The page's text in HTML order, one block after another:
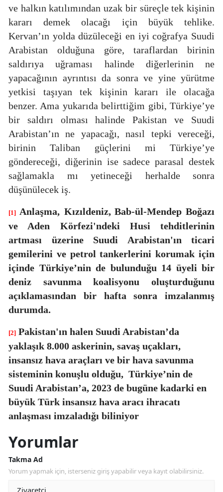
ve halkın katılımından uzak bir süreçle tek kişinin
kararı demek olacağı için büyük tehlike.
Kervan’ın yolda düzüleceği en iyi coğrafya Suudi
Arabistan olduğuna göre, taraflardan birinin
saldırıya uğraması halinde diğerlerinin ne
yapacağının ayrıntısı da sonra ve yine yürütme
yetkisi taşıyan tek kişinin kararı ile olacağa
benzer. Ama yukarıda belirttiğim gibi, Türkiye’ye
bir saldırı olması halinde Pakistan ve Suudi
Arabistan’ın ne yapacağı, nasıl tepki vereceği,
birinin Taliban güçlerini mi Türkiye’ye
göndereceği, diğerinin ise sadece parasal destek
sağlamakla mı yetineceği herhalde sonra
düşünülecek iş.
[1] Anlaşma, Kızıldeniz, Bab-ül-Mendep Boğazı
ve Aden Körfezi'ndeki Husi tehditlerinin
artması üzerine Suudi Arabistan'ın ticari
gemilerini ve petrol tankerlerini korumak için
içinde Türkiye’nin de bulunduğu 14 üyeli bir
deniz savunma koalisyonu oluşturduğunu
açıklamasından bir hafta sonra imzalanmış
durumda.
[2] Pakistan'ın halen Suudi Arabistan’da
yaklaşık 8.000 askerinin, savaş uçakları,
insansız hava araçları ve bir hava savunma
sisteminin konuşlu olduğu, Türkiye’nin de
Suudi Arabistan’a, 2023 de bugüne kadarki en
büyük Türk insansız hava aracı ihracatı
anlaşması imzaladığı biliniyor
Yorumlar
Takma Ad
Yorum yapmak için, isterseniz giriş yapabilir veya kayıt olabilirsiniz.